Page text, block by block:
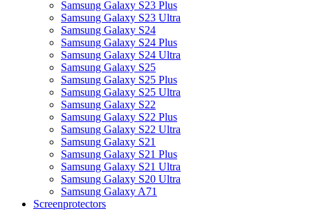
Samsung Galaxy S23 Plus
Samsung Galaxy S23 Ultra
Samsung Galaxy S24
Samsung Galaxy S24 Plus
Samsung Galaxy S24 Ultra
Samsung Galaxy S25
Samsung Galaxy S25 Plus
Samsung Galaxy S25 Ultra
Samsung Galaxy S22
Samsung Galaxy S22 Plus
Samsung Galaxy S22 Ultra
Samsung Galaxy S21
Samsung Galaxy S21 Plus
Samsung Galaxy S21 Ultra
Samsung Galaxy S20 Ultra
Samsung Galaxy A71
Screenprotectors